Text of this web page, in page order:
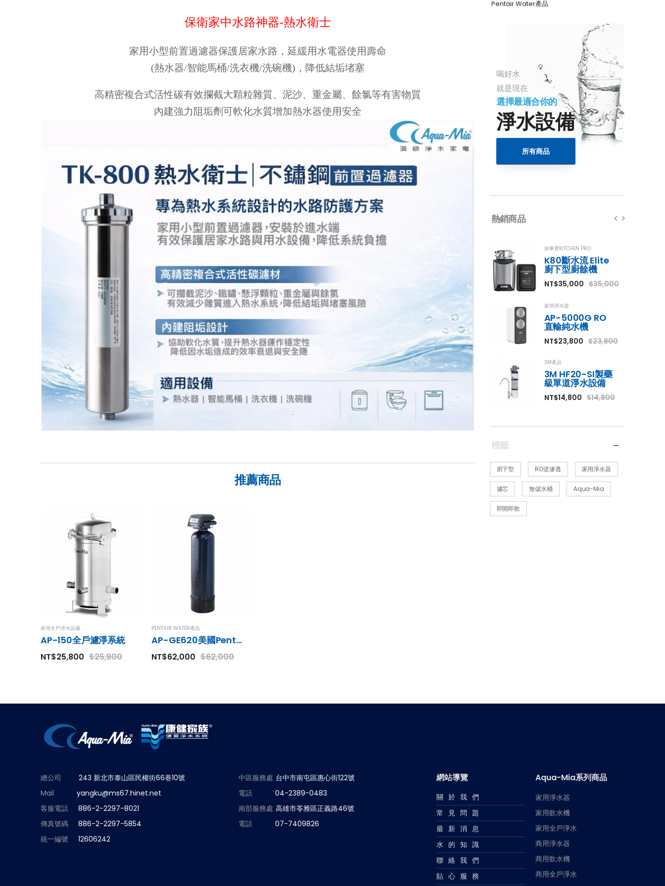
Pentair Water產品
喝好水
就是現在
選擇最適合你的
淨水設備
所有商品
熱銷商品
廚下型廚餘機
NT$35,000 $35,000
家用淨水器
AP-5000G RO
NT$23,800 $23,800
級單道淨水設備
NT$14,800 $14,800
不鏽鋼過濾器
NT$3,800 $3,800
廚事寶KITCHEN PRO
WDS-Mini 臭氧
水殺菌淨化系統
NT$24,800 $27,800
廚事寶KITCHEN PRO
K80斷水流 Elite
廚下型廚餘機
NT$35,000 $35,000
家用淨水器
AP-5000G RO
直輸純水機
NT$23,800 $23,800
3M產品
3M HF20-SI製藥
級單道淨水設備
NT$14,800 $14,800
標籤
廚下型 RO逆滲透 家用淨水器
濾芯 無儲水桶 Aqua-Mia
即開即飲
保衛家中水路神器-熱水衛士
家用小型前置過濾器保護居家水路，延緩用水電器使用壽命
(熱水器/智能馬桶/洗衣機/洗碗機)，降低結垢堵塞
高精密複合式活性碳有效攔截大顆粒雜質、泥沙、重金屬、餘氯等有害物質
內建強力阻垢劑可軟化水質增加熱水器使用安全
推薦商品
家用全戶淨水設備
AP-150全戶濾淨系統
NT$25,800 $25,800
PENTAIR WATER產品
AP-GE620美國Pentair全屋式淨水系統
NT$62,000 $62,000
總公司
243 新北市泰山區民權街66巷10號
Mail
yangku@ms67.hinet.net
客服電話
886-2-2297-8021
傳真號碼
886-2-2297-5854
統一編號
12606242
中區服務處 台中市南屯區惠心街122號
電話
04-2389-0483
南部服務處 高雄市苓雅區正義路46號
電話
07-7409826
網站導覽
關於我們
常見問題
最新消息
水的知識
聯絡我們
貼心服務
Aqua-Mia系列商品
家用淨水器
家用飲水機
家用全戶淨水
商用淨水器
商用飲水機
商用全戶淨水